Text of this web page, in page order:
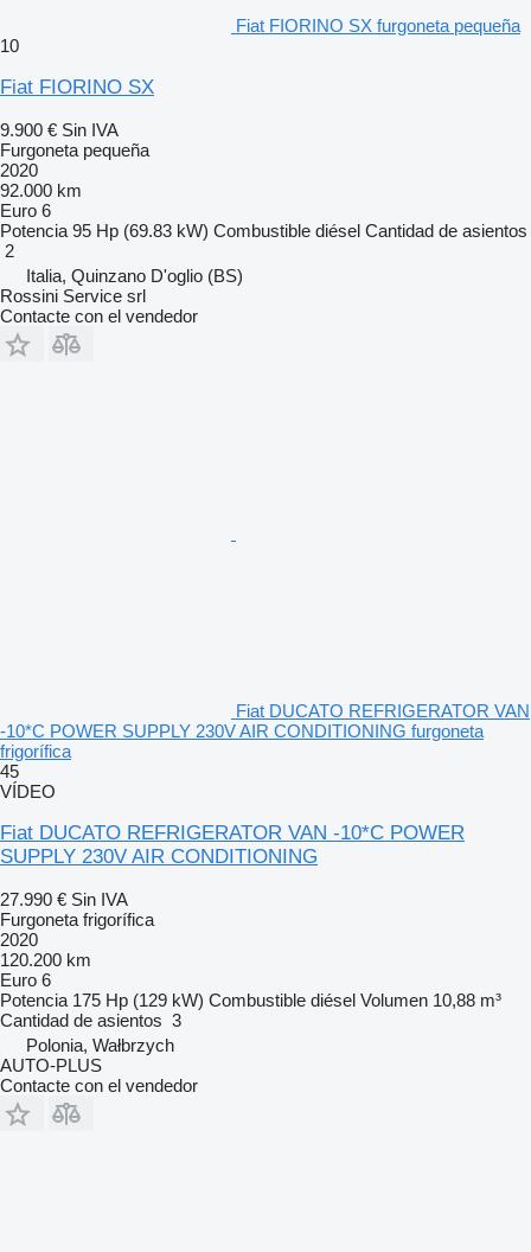
Fiat FIORINO SX furgoneta pequeña
10
Fiat FIORINO SX
9.900 € Sin IVA
Furgoneta pequeña
2020
92.000 km
Euro 6
Potencia 95 Hp (69.83 kW) Combustible diésel Cantidad de asientos
2
Italia, Quinzano D'oglio (BS)
Rossini Service srl
Contacte con el vendedor
Fiat DUCATO REFRIGERATOR VAN
-10*C POWER SUPPLY 230V AIR CONDITIONING furgoneta
frigorífica
45
VÍDEO
Fiat DUCATO REFRIGERATOR VAN -10*C POWER
SUPPLY 230V AIR CONDITIONING
27.990 € Sin IVA
Furgoneta frigorífica
2020
120.200 km
Euro 6
Potencia 175 Hp (129 kW) Combustible diésel Volumen 10,88 m³
Cantidad de asientos 3
Polonia, Wałbrzych
AUTO-PLUS
Contacte con el vendedor